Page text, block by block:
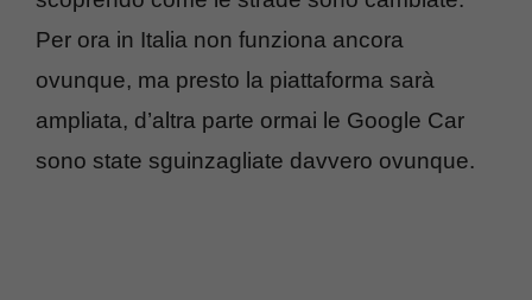
Per ora in Italia non funziona ancora
ovunque, ma presto la piattaforma sarà
ampliata, d’altra parte ormai le Google Car
sono state sguinzagliate davvero ovunque.